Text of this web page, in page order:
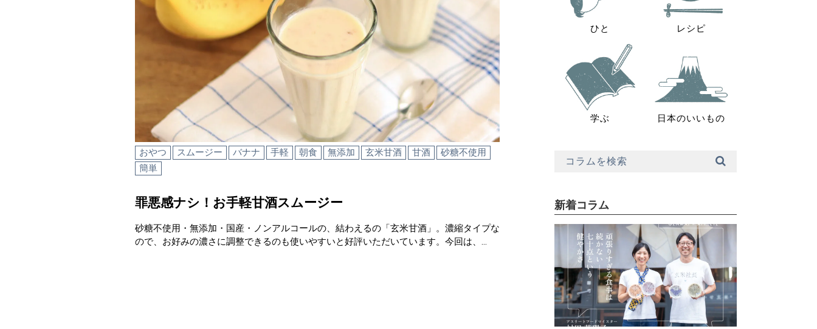
おやつ スムージー バナナ 手軽 朝食 無添加 玄米甘酒 甘酒
砂糖不使用
簡単
罪悪感ナシ！お手軽甘酒スムージー
砂糖不使用・無添加・国産・ノンアルコールの、結わえるの「玄米甘酒」。濃縮タイプな
ので、お好みの濃さに調整できるのも使いやすいと好評いただいています。今回は、…
ひと レシピ
学ぶ 日本のいいもの
新着コラム